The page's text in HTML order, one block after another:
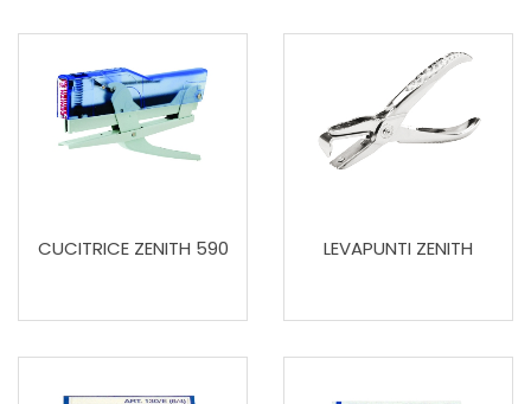
CUCITRICE ZENITH 590 LEVAPUNTI ZENITH